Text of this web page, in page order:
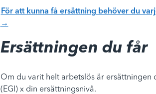
För att kunna få ersättning behöver du
→
Ersättningen du får
Om du varit helt arbetslös är ersättningen
(EGI) x din ersättningsnivå.